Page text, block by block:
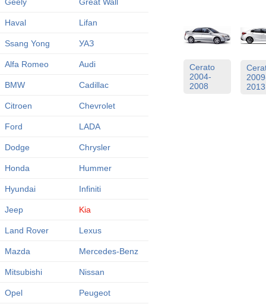
Haval Lifan
Ssang Yong УАЗ
Alfa Romeo Audi
BMW Cadillac
Citroen Chevrolet
Ford LADA
Dodge Chrysler
Honda Hummer
Hyundai Infiniti
Jeep Kia
Land Rover Lexus
Mazda Mercedes-Benz
Mitsubishi Nissan
Opel Peugeot
Cerato
2004-
2008
2013